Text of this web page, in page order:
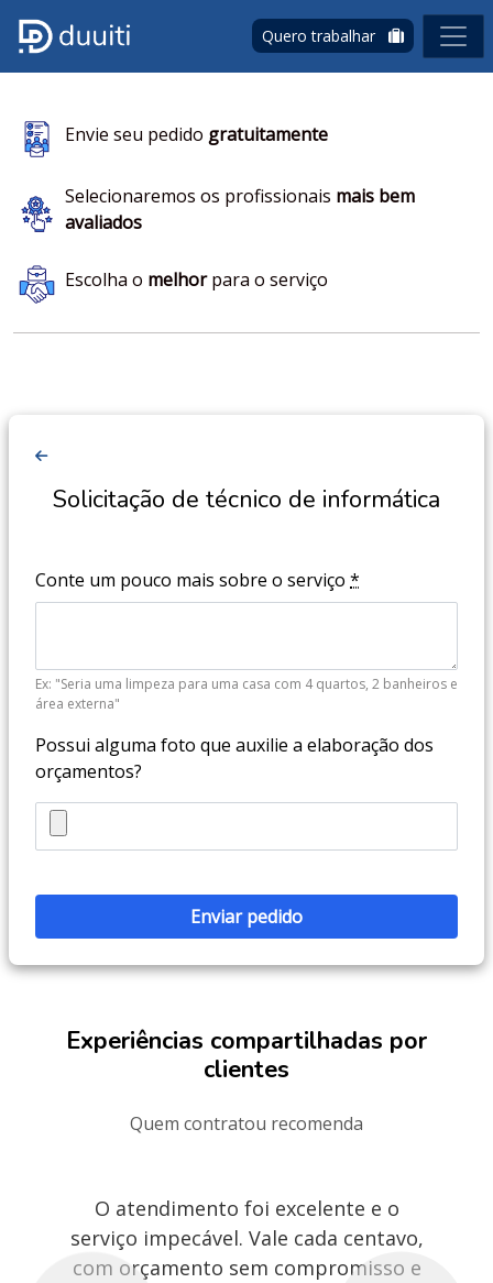
Quero trabalhar
Envie seu pedido gratuitamente
Selecionaremos os profissionais mais bem
avaliados
Escolha o melhorpara o serviço
Solicitação de técnico de informática
Conte um pouco mais sobre o serviço *
Ex: "Seria uma limpeza para uma casa com 4 quartos, 2 banheiros e
área externa"
Possui alguma foto que auxilie a elaboração dos
orçamentos?
Experiências compartilhadas por
clientes
Quem contratou recomenda
O atendimento foi excelente e o
serviço impecável. Vale cada centavo,
com orçamento sem compromisso e